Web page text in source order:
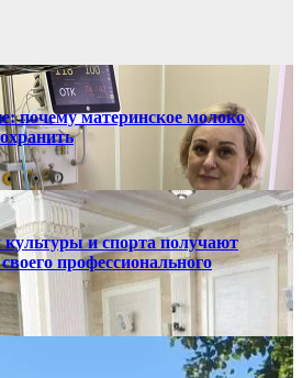
почему материнское молоко
и спорта получают
профессионального